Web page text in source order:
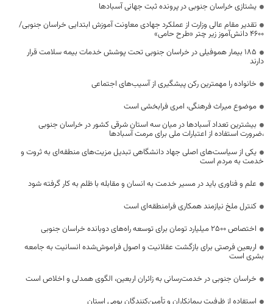
یشتازی خراسان جنوبی در پرونده ثبت جهانی آسبادها
تقدیر مقام عالی وزارت از عملکرد جهادی معاونت آموزش ابتدایی خراسان جنوبی/
۴۶۰۰ دانش‌آموز زیر چتر «طرح حامی»
۱۸۵ بیمار هموفیلی در خراسان جنوبی تحت پوشش خدمات بیمه سلامت قرار
دارند
خانواده را مهمترین رکن پیشگیری از آسیب‌های اجتماعی
موضوع میراث فرهنگی، امری فرابخشی است
بیشترین تعداد آسبادها در میان سه استان شرقی کشور در خراسان جنوبی
،ضرورت استفاده از اعتبارات ملی برای مرمت آسبادها
یکی از سیاست‌های اصلی جهاد دانشگاهی تبدیل مزیت‌های منطقه‌ای به ثروت و
خدمت به مردم است
علم و فناوری باید در مسیر خدمت به انسان و مقابله با ظلم به کار گرفته شود
کنترل ملخ نیازمند همکاری فرامنطقه‌ای است
اختصاص 2500 میلیارد تومان برای توسعه راه‌های دوبانده خراسان جنوبی
اربعین فرصتی برای بازگشت عقلانیت و اصول فراموش‌شده انسانیت به جامعه
بشری است
خراسان جنوبی در خدمت‌رسانی به زائران اربعین، الگوی همدلی و اخلاص است